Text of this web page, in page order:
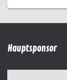
Hauptsponsor